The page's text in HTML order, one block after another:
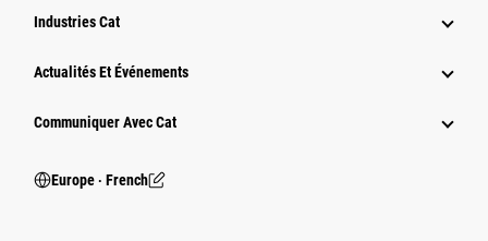
Industries Cat
Actualités Et Événements
Communiquer Avec Cat
Europe ‧ French